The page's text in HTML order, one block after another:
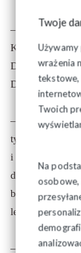
Twoje
wrażenia
tekstowe,
Twoich
Na
– Poszło
Komisji
Dużym
Delegatów
– Ogromnym.
tylu głosów.
i dopiero
bardzo mnie
lepiej, ale
– Jak duża jest